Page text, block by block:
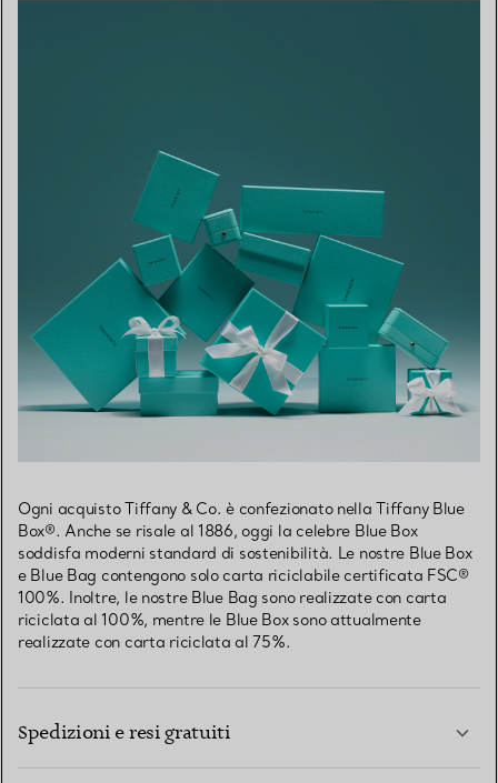
Ogni acquisto Tiffany & Co. è confezionato nella Tiffany Blue
Box®. Anche se risale al 1886, oggi la celebre Blue Box
soddisfa moderni standard di sostenibilità. Le nostre Blue Box
e Blue Bag contengono solo carta riciclabile certificata FSC®
100%. Inoltre, le nostre Blue Bag sono realizzate con carta
riciclata al 100%, mentre le Blue Box sono attualmente
realizzate con carta riciclata al 75%.
Spedizioni e resi gratuiti